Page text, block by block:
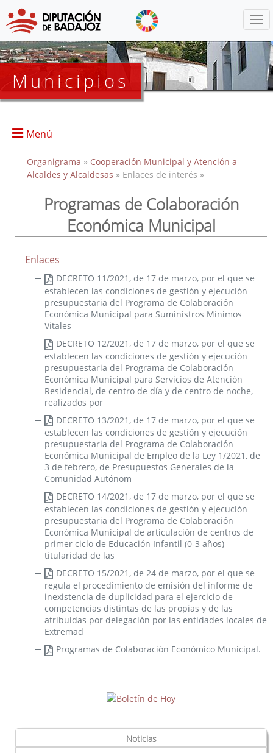
Municipios
Menú
Portada
Oficialía Mayor
Líneas de Actuación
Protocolos de Actuaciones
Petición de actuaciones
Costes efectivos
Calidad y Optimización de la Prestación de Servicios
Públicos Municipales
Informes Jurídicos
Consultas Jurídicas
Criterios Jurídicos OM.
Modelos de Expedientes y Ordenanzas
Legislación
Publicaciones
Buzón de sugerencias y Encuesta de satisfacción
Boletines oficiales
Órganos Consultivos
Foros
Sede Electrónica
Programas de Colaboración Económica Municipal
EE.LL.. Asesoramiento y Asistencia
Organigrama » Cooperación Municipal y Atención a
Alcaldes y Alcaldesas » Enlaces de interés »
Programas de Colaboración
Económica Municipal
Enlaces
DECRETO 11/2021, de 17 de marzo, por el que se
establecen las condiciones de gestión y ejecución
presupuestaria del Programa de Colaboración
Económica Municipal para Suministros Mínimos
Vitales
DECRETO 12/2021, de 17 de marzo, por el que se
establecen las condiciones de gestión y ejecución
presupuestaria del Programa de Colaboración
Económica Municipal para Servicios de Atención
Residencial, de centro de día y de centro de noche,
realizados por
DECRETO 13/2021, de 17 de marzo, por el que se
establecen las condiciones de gestión y ejecución
presupuestaria del Programa de Colaboración
Económica Municipal de Empleo de la Ley 1/2021, de
3 de febrero, de Presupuestos Generales de la
Comunidad Autónom
DECRETO 14/2021, de 17 de marzo, por el que se
establecen las condiciones de gestión y ejecución
presupuestaria del Programa de Colaboración
Económica Municipal de articulación de centros de
primer ciclo de Educación Infantil (0-3 años)
titularidad de las
DECRETO 15/2021, de 24 de marzo, por el que se
regula el procedimiento de emisión del informe de
inexistencia de duplicidad para el ejercicio de
competencias distintas de las propias y de las
atribuidas por delegación por las entidades locales de
Extremad
Programas de Colaboración Económico Municipal.
Noticias